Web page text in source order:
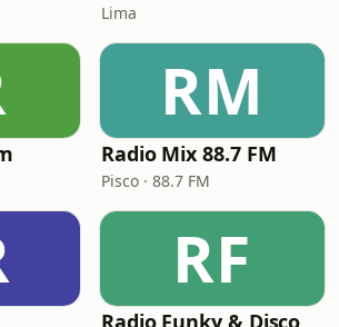
Lima
RM
Radio Mix 88.7 FM
Pisco · 88.7 FM
RF
Radio Funky & Disco